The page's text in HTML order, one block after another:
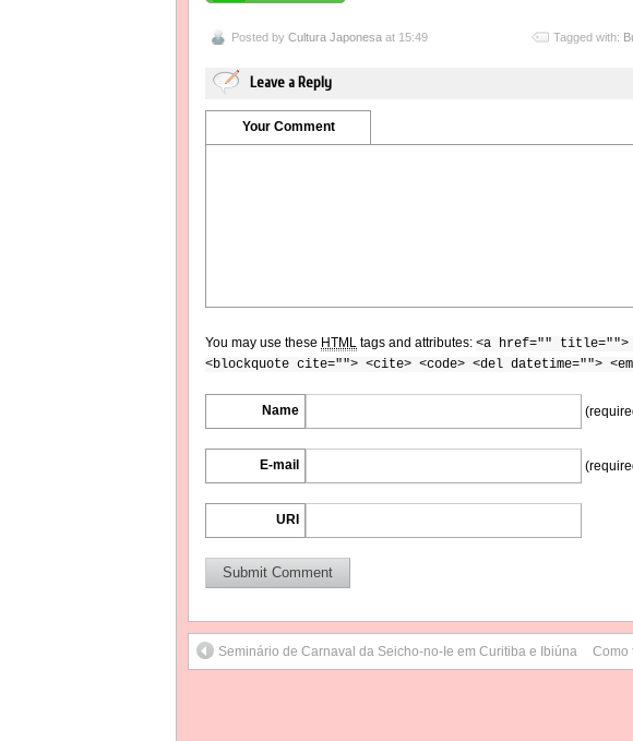
Posted by Cultura Japonesa at 15:49 Tagged with:
Leave a Reply
Your Comment
You may use these HTML tags and attributes: <a href="" title="">
<blockquote cite=""> <cite> <code> <del datetime="">
Name
E-mail
URI
Seminário de Carnaval da Seicho-no-Ie em Curitiba e Ibiúna Como